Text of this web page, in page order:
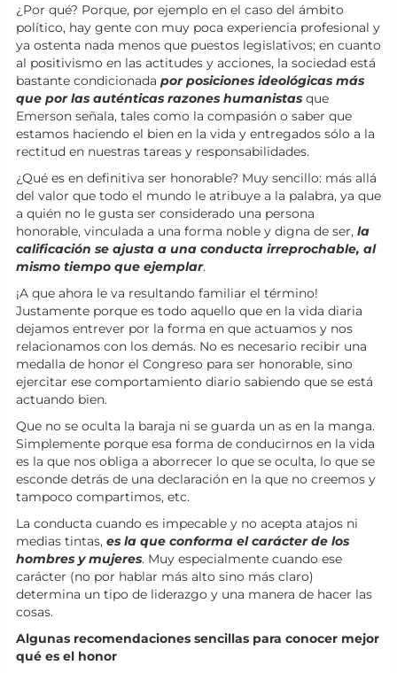
¿Por qué? Porque, por ejemplo en el caso del ámbito
político, hay gente con muy poca experiencia profesional y
ya ostenta nada menos que puestos legislativos; en cuanto
al positivismo en las actitudes y acciones, la sociedad está
bastante condicionada por posiciones ideológicas más
que por las auténticas razones humanistas que
Emerson señala, tales como la compasión o saber que
estamos haciendo el bien en la vida y entregados sólo a la
rectitud en nuestras tareas y responsabilidades.
¿Qué es en definitiva ser honorable? Muy sencillo: más allá
del valor que todo el mundo le atribuye a la palabra, ya que
a quién no le gusta ser considerado una persona
honorable, vinculada a una forma noble y digna de ser, la
calificación se ajusta a una conducta irreprochable, al
mismo tiempo que ejemplar.
¡A que ahora le va resultando familiar el término!
Justamente porque es todo aquello que en la vida diaria
dejamos entrever por la forma en que actuamos y nos
relacionamos con los demás. No es necesario recibir una
medalla de honor el Congreso para ser honorable, sino
ejercitar ese comportamiento diario sabiendo que se está
actuando bien.
Que no se oculta la baraja ni se guarda un as en la manga.
Simplemente porque esa forma de conducirnos en la vida
es la que nos obliga a aborrecer lo que se oculta, lo que se
esconde detrás de una declaración en la que no creemos y
tampoco compartimos, etc.
La conducta cuando es impecable y no acepta atajos ni
medias tintas, es la que conforma el carácter de los
hombres y mujeres. Muy especialmente cuando ese
carácter (no por hablar más alto sino más claro)
determina un tipo de liderazgo y una manera de hacer las
cosas.
Algunas recomendaciones sencillas para conocer mejor
qué es el honor